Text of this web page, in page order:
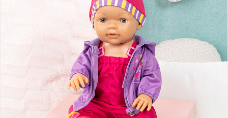
Kleider für Puppen 38-43cm